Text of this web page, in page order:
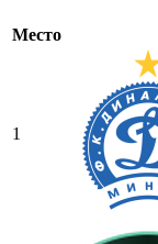
Место
1